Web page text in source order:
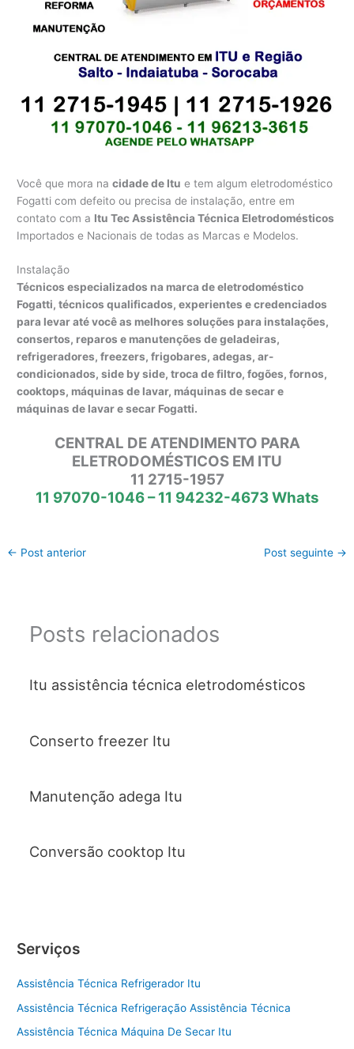
Você que mora nacidade de Itu e tem algum eletrodoméstico
Fogatti com defeito ou precisa de instalação, entre em
contato com a Itu Tec Assistência Técnica Eletrodomésticos
Importados e Nacionais de todas as Marcas e Modelos.
Instalação
Técnicos especializados na marca de eletrodoméstico
Fogatti, técnicos qualificados, experientes e credenciados
para levar até você as melhores soluções para instalações,
consertos, reparos e manutenções de geladeiras,
refrigeradores, freezers, frigobares, adegas, ar-
condicionados, side by side, troca de filtro, fogões, fornos,
cooktops, máquinas de lavar, máquinas de secar e
máquinas de lavar e secar Fogatti.
CENTRAL DE ATENDIMENTO PARA
ELETRODOMÉSTICOS EM ITU
11 2715-1957
11 97070-1046 – 11 94232-4673 Whats
← Post anterior Post seguinte →
Posts relacionados
Itu assistência técnica eletrodomésticos
Conserto freezer Itu
Manutenção adega Itu
Conversão cooktop Itu
Serviços
Assistência Técnica Refrigerador Itu
Assistência Técnica Refrigeração Assistência Técnica
Assistência Técnica Máquina De Secar Itu